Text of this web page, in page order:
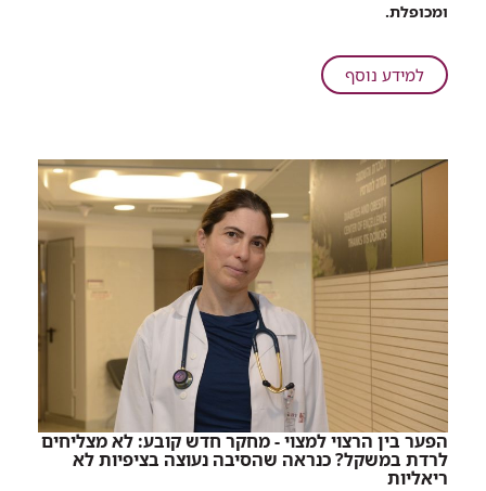
נולד.ה
אזרח.ית
ישראל.ית:
ברמב"ם
ומכופלת.
למידע נוסףעל
רק
אזרח.ית
ישראל.ית:
כך
קיבלו
ברמב"ם
את
ילודי
העצמאות
הפער בין הרצוי למצוי - מחקר חדש קובע: לא מצליחים
לרדת במשקל? כנראה שהסיבה נעוצה בציפיות לא
ריאליות